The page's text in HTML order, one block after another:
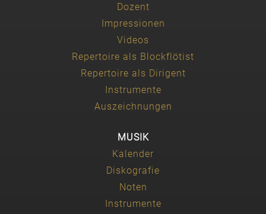
Dozent
Impressionen
Videos
Repertoire als Blockflötist
Repertoire als Dirigent
Instrumente
Auszeichnungen
MUSIK
Kalender
Diskografie
Noten
Instrumente